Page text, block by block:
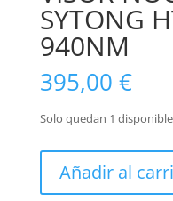
SYTONG
940NM
395,00 €
Solo quedan 1
NOCTURNO
Añadir al